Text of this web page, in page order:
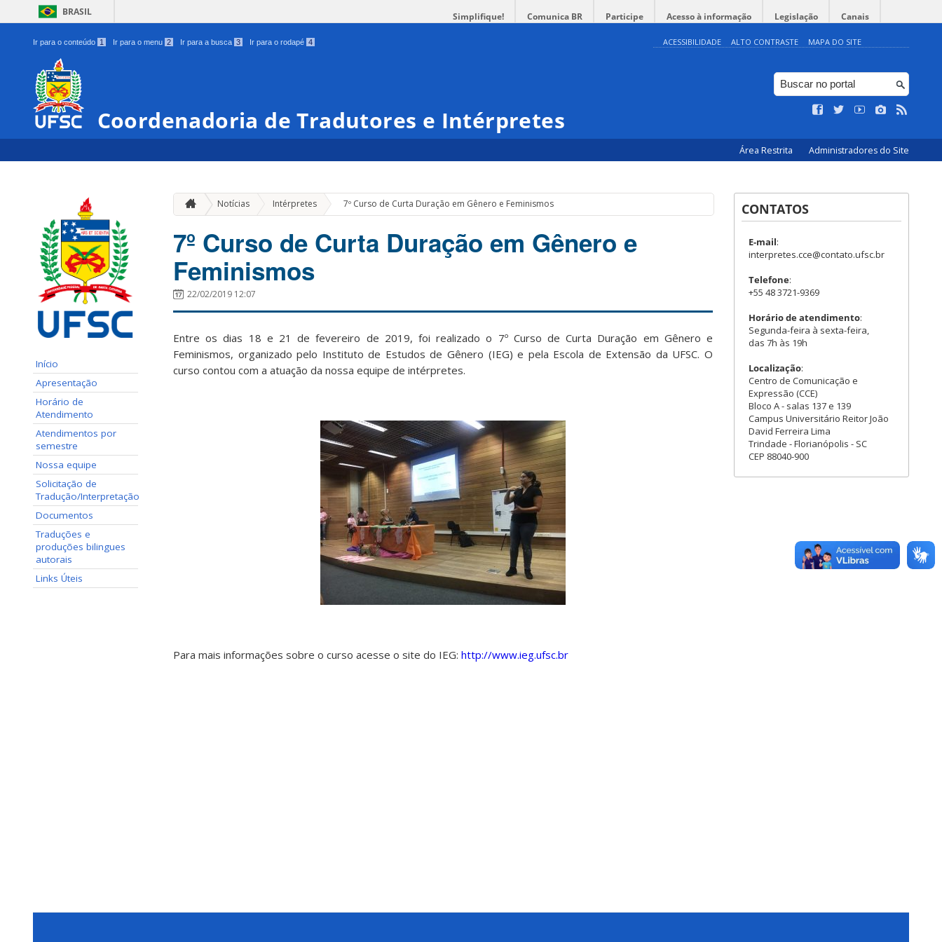
BRASIL Simplifique! Comunica BR Participe Acesso à informação Legislação Canais
Ir para o conteúdo 1 Ir para o menu 2 Ir para a busca 3 Ir para o rodapé 4 ACESSIBILIDADE ALTO CONTRASTE MAPA DO SITE
Coordenadoria de Tradutores e Intérpretes
Área Restrita Administradores do Site
Início
Apresentação
Horário de
Atendimento
Atendimentos por
semestre
Nossa equipe
Solicitação de
Tradução/Interpretação
Documentos
Traduções e
produções bilingues
autorais
Links Úteis
Notícias Intérpretes » 7º Curso de Curta Duração em Gênero e Feminismos
7º Curso de Curta Duração em Gênero e
Feminismos
22/02/2019 12:07
Entre os dias 18 e 21 de fevereiro de 2019, foi realizado o 7º Curso de Curta Duração em Gênero e
Feminismos, organizado pelo Instituto de Estudos de Gênero (IEG) e pela Escola de Extensão da UFSC. O
curso contou com a atuação da nossa equipe de intérpretes.
Para mais informações sobre o curso acesse o site do IEG: http://www.ieg.ufsc.br
CONTATOS
E-mail:
interpretes.cce@contato.ufsc.br
Telefone:
+55 48 3721-9369
Horário de atendimento:
Segunda-feira à sexta-feira,
das 7h às 19h
Localização:
Centro de Comunicação e
Expressão (CCE)
Bloco A - salas 137 e 139
Campus Universitário Reitor João
David Ferreira Lima
Trindade - Florianópolis - SC
CEP 88040-900